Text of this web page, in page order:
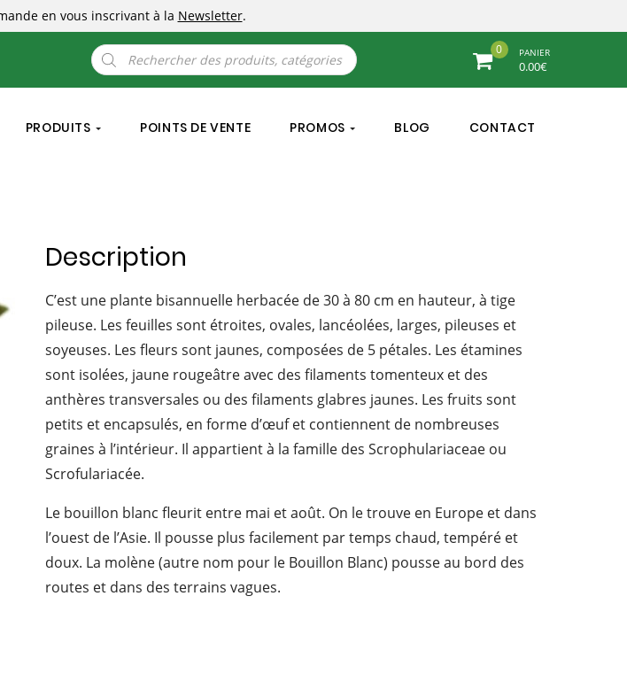
en vous inscrivant à la Newsletter.
Recherche
de
produits
0 PANIER
0.00€
PRODUITS POINTS DE VENTE PROMOS BLOG CONTACT
Description
C’est une plante bisannuelle herbacée de 30 à 80 cm en hauteur, à tige
pileuse. Les feuilles sont étroites, ovales, lancéolées, larges, pileuses et
soyeuses. Les fleurs sont jaunes, composées de 5 pétales. Les étamines
sont isolées, jaune rougeâtre avec des filaments tomenteux et des
anthères transversales ou des filaments glabres jaunes. Les fruits sont
petits et encapsulés, en forme d’œuf et contiennent de nombreuses
graines à l’intérieur. Il appartient à la famille des Scrophulariaceae ou
Scrofulariacée.
Le bouillon blanc fleurit entre mai et août. On le trouve en Europe et dans
l’ouest de l’Asie. Il pousse plus facilement par temps chaud, tempéré et
doux. La molène (autre nom pour le Bouillon Blanc) pousse au bord des
routes et dans des terrains vagues.